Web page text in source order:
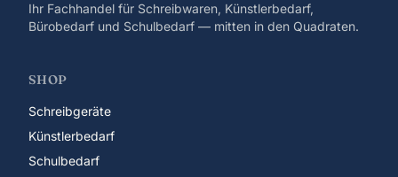
Ihr Fachhandel für Schreibwaren, Künstlerbedarf,
Bürobedarf und Schulbedarf — mitten in den Quadraten.
SHOP
Schreibgeräte
Künstlerbedarf
Schulbedarf